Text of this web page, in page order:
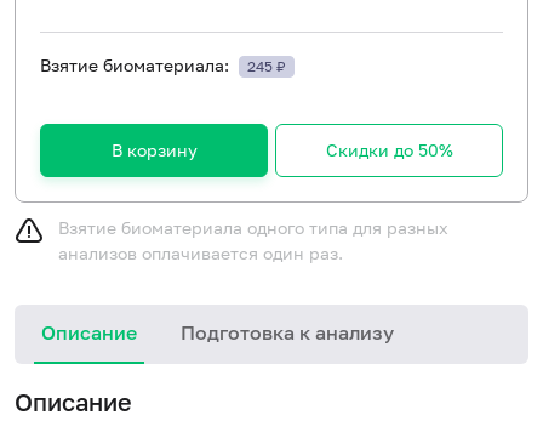
Взятие биоматериала: 245 ₽
В корзину Скидки до 50%
Взятие биоматериала одного типа для разных
анализов оплачивается один раз.
Описание Подготовка к анализу
Описание